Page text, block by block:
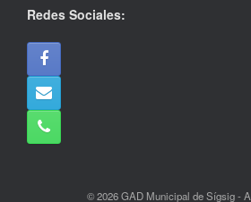
Redes Sociales:
© 2026 GAD Municipal de Sígsig -